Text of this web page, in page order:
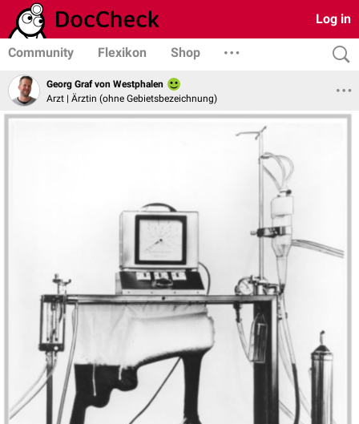
Log in
Community Flexikon Shop
Georg Graf von Westphalen
Arzt | Ärztin (ohne Gebietsbezeichnung)